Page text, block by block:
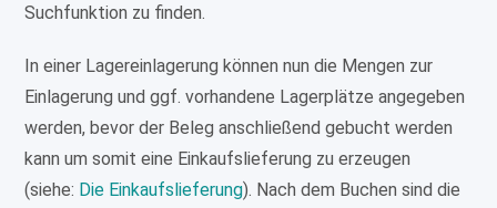
Suchfunktion zu finden.
In einer Lagereinlagerung können nun die Mengen zur
Einlagerung und ggf. vorhandene Lagerplätze angegeben
werden, bevor der Beleg anschließend gebucht werden
kann um somit eine Einkaufslieferung zu erzeugen
(siehe: Die Einkaufslieferung). Nach dem Buchen sind die